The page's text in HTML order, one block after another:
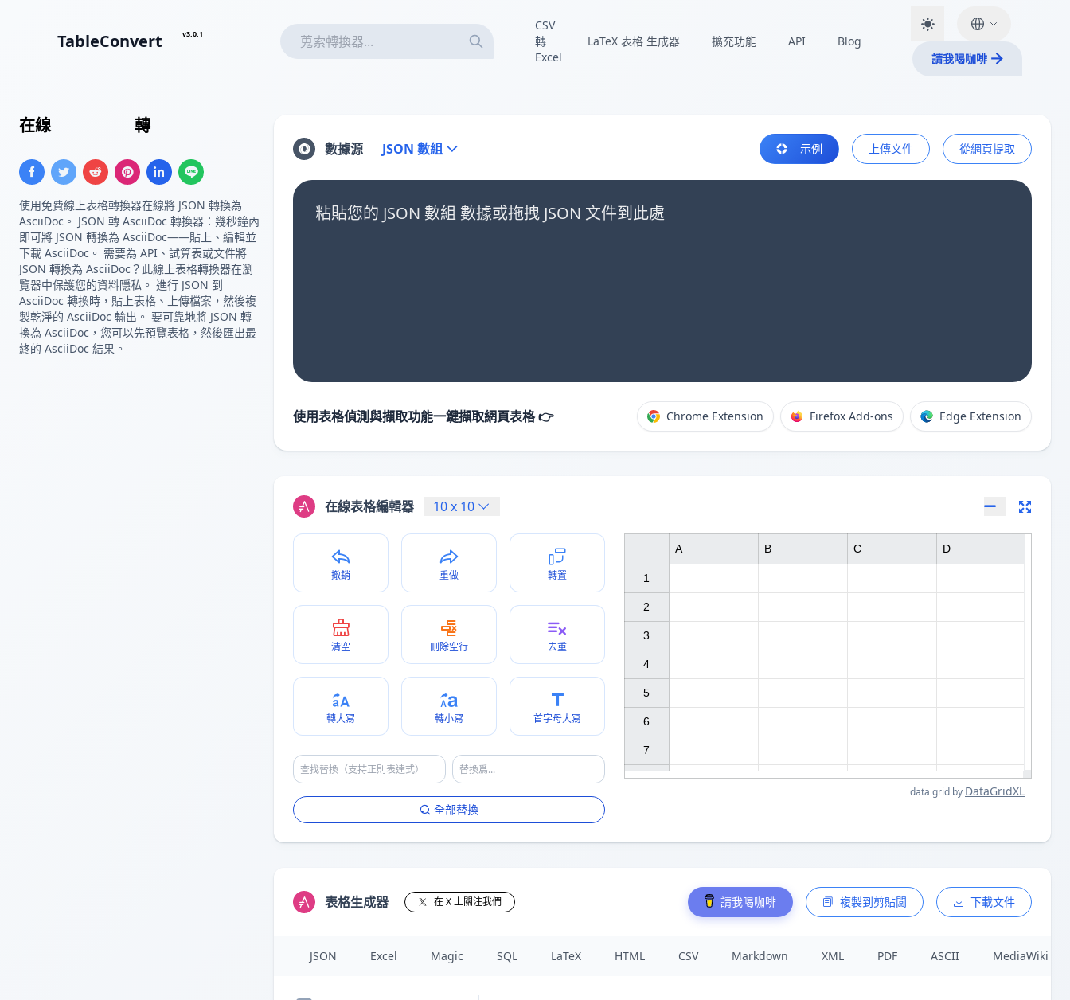
TableConvert v3.0.1
CSV
轉
Excel
LaTeX 表格 生成器 擴充功能 API
Blog
請我喝咖啡
在線 轉
使用免費線上表格轉換器在線將 JSON 轉換為
AsciiDoc。 JSON 轉 AsciiDoc 轉換器：幾秒鐘內
即可將 JSON 轉換為 AsciiDoc——貼上、編輯並
下載 AsciiDoc。 需要為 API、試算表或文件將
JSON 轉換為 AsciiDoc？此線上表格轉換器在瀏
覽器中保護您的資料隱私。 進行 JSON 到
AsciiDoc 轉換時，貼上表格、上傳檔案，然後複
製乾淨的 AsciiDoc 輸出。 要可靠地將 JSON 轉
換為 AsciiDoc，您可以先預覽表格，然後匯出最
終的 AsciiDoc 結果。
數據源 JSON 數組 示例 上傳文件 從網頁提取
粘貼您的 JSON 數組 數據或拖拽 JSON 文件到此處
使用表格偵測與擷取功能一鍵擷取網頁表格 👉 Chrome Extension Firefox Add-ons Edge Extension
在線表格編輯器 10x 10
撤銷 重做 轉置
清空 刪除空行 去重
轉大冩 轉小冩 首字母大冩
全部替換
1
2
3
4
5
6
7
A B C D
data grid by DataGridXL
表格生成器 在 X 上關注我們 請我喝咖啡 複製到剪貼闆 下載文件
JSON Excel Magic SQL LaTeX HTML CSV Markdown XML PDF ASCII MediaWiki